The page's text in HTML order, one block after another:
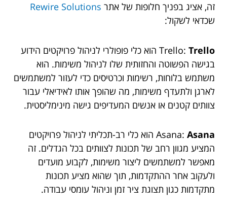
זה, אציג בפניך חלופות של אתר Rewire Solutions
שכדאי לשקול:
Trello: Trello
הוא כלי פופולרי לניהול פרויקטים הידוע
בגישה הפשוטה והחזותית שלו לניהול משימות. הוא
משתמש בלוחות, רשימות וכרטיסים כדי לעזור למשתמשים
לארגן ולתעדף משימות, מה שהופך אותו לאידיאלי עבור
צוותים קטנים או אנשים המעדיפים גישה מינימליסטית.
Asana: Asana
הוא כלי רב-תכליתי לניהול פרויקטים
המציע מגוון רחב של תכונות לצוותים בכל הגדלים. זה
מאפשר למשתמשים ליצור משימות, לקבוע מועדים
ולעקוב אחר ההתקדמות, תוך שהוא מציע תכונות
מתקדמות כגון תצוגת ציר זמן וניהול עומסי עבודה.